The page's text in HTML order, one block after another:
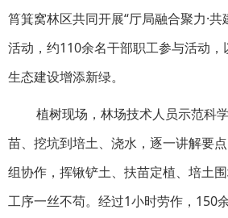
筲箕窝林区共同开展“厅局融合聚力·
活动，约110余名干部职工参与活动
生态建设增添新绿。
植树现场，林场技术人员示范科
苗、挖坑到培土、浇水，逐一讲解要
组协作，挥锹铲土、扶苗定植、培土
工序一丝不苟。经过1小时劳作，150